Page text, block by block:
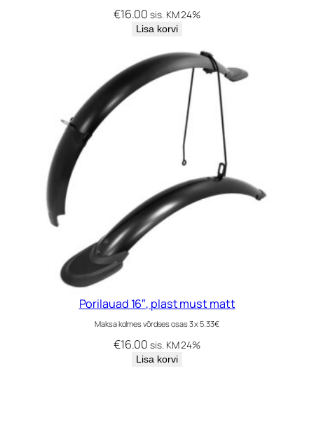
€16.00 sis. KM 24%
Lisa korvi
Porilauad 16″, plast must matt
Maksa kolmes võrdses osas 3 x 5.33€
€16.00 sis. KM 24%
Lisa korvi